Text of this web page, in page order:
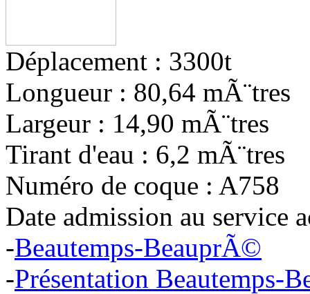
Déplacement : 3300t
Longueur : 80,64 mÃ¨tres
Largeur : 14,90 mÃ¨tres
Tirant d'eau : 6,2 mÃ¨tres
Numéro de coque : A758
Date admission au service
-Beautemps-BeauprÃ©
-Présentation Beautemps-